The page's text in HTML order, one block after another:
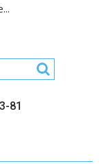
81